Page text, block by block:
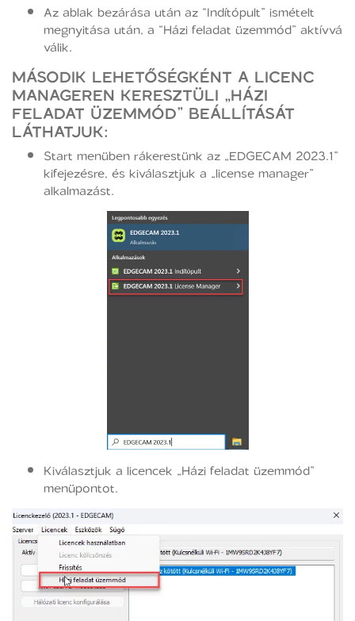
Az ablak bezárása után az “Indítópult” ismételt
megnyitása után, a “Házi feladat üzemmód” aktívvá
válik.
MÁSODIK LEHETŐSÉGKÉNT A LICENC
MANAGEREN KERESZTÜLI „HÁZI
FELADAT ÜZEMMÓD” BEÁLLÍTÁSÁT
LÁTHATJUK:
Start menüben rákerestünk az „EDGECAM 2023.1”
kifejezésre, és kiválasztjuk a „license manager”
alkalmazást.
Kiválasztjuk a licencek „Házi feladat üzemmód”
menüpontot.